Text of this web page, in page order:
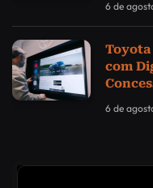
6 de
Toyota
com
6 de